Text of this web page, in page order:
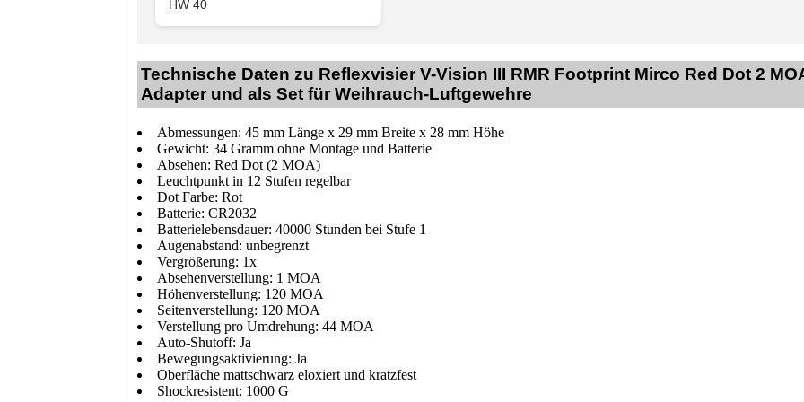
HW 40
Technische Daten zu Reflexvisier V-Vision III RMR Footprint Mirco Red Dot 2
Adapter und als Set für Weihrauch-Luftgewehre
Abmessungen: 45 mm Länge x 29 mm Breite x 28 mm Höhe
Gewicht: 34 Gramm ohne Montage und Batterie
Absehen: Red Dot (2 MOA)
Leuchtpunkt in 12 Stufen regelbar
Dot Farbe: Rot
Batterie: CR2032
Batterielebensdauer: 40000 Stunden bei Stufe 1
Augenabstand: unbegrenzt
Vergrößerung: 1x
Absehenverstellung: 1 MOA
Höhenverstellung: 120 MOA
Seitenverstellung: 120 MOA
Verstellung pro Umdrehung: 44 MOA
Auto-Shutoff: Ja
Bewegungsaktivierung: Ja
Oberfläche mattschwarz eloxiert und kratzfest
Shockresistent: 1000 G